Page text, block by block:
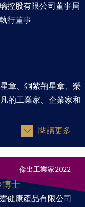
控股有限公司董事局
行董事
章、銅紫荊星章、榮
的工業家、企業家和
閱讀更多
傑出工業家2022
士
健康產品有限公司